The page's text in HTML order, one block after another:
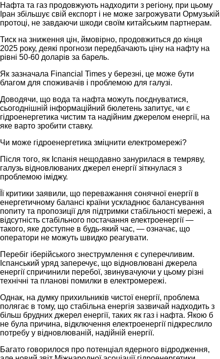
Нафта та газ продовжують надходити з регіону, при цьому
Іран збільшує свій експорт і не може загрожувати Ормузькій
протоці, не завдаючи шкоди своїм китайським партнерам.
Тиск на зниження цін, ймовірно, продовжиться до кінця
2025 року, деякі прогнози передбачають ціну на нафту на
рівні 50-60 доларів за барель.
Як зазначала Financial Times у березні, це може бути
благом для споживачів і проблемою для галузі.
Доводячи, що вода та нафта можуть поєднуватися,
сьогоднішній інформаційний бюлетень запитує, чи є
гідроенергетика чистим та надійним джерелом енергії, на
яке варто зробити ставку.
Чи може гідроенергетика зміцнити електромережі?
Після того, як Іспанія нещодавно занурилася в темряву,
галузь відновлюваних джерел енергії зіткнулася з
проблемою іміджу.
Її критики заявили, що переважання сонячної енергії в
енергетичному балансі країни ускладнює балансування
попиту та пропозиції для підтримки стабільності мережі, а
відсутність стабільного постачання електроенергії —
такого, яке доступне в будь-який час, — означає, що
оператори не можуть швидко реагувати.
Перебіг іберійського знеструмлення є суперечливим.
Іспанський уряд заперечує, що відновлювані джерела
енергії спричинили перебої, звинувачуючи у цьому різні
технічні та планові помилки в електромережі.
Однак, на думку прихильників чистої енергії, проблема
полягає в тому, що стабільна енергія зазвичай надходить з
більш брудних джерел енергії, таких як газ і нафта. Якою б
не була причина, відключення електроенергії підкреслило
потребу у відновлюваній, надійній енергії.
Багато говорилося про потенціал ядерного відродження,